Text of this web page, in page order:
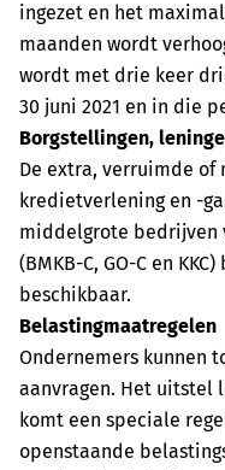
ingezet en het
maanden wordt
wordt met drie keer
30 juni 2021 en in die
Borgstellingen,
De extra, verruimde of
kredietverlening en -
middelgrote
(BMKB-C, GO-C en
beschikbaar.
Belastingmaatregelen
Ondernemers kunnen
aanvragen. Het uitstel
komt een speciale
openstaande